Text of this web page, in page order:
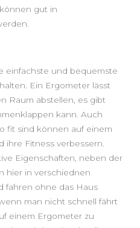
gut in
einfachste und bequemste
Ein Ergometer lässt
Raum abstellen, es gibt
kann. Auch
fit sind können auf einem
ihre Fitness verbessern.
Eigenschaften, neben der
hier in verschiednen
fahren ohne das Haus
man nicht schnell fährt
einem Ergometer zu